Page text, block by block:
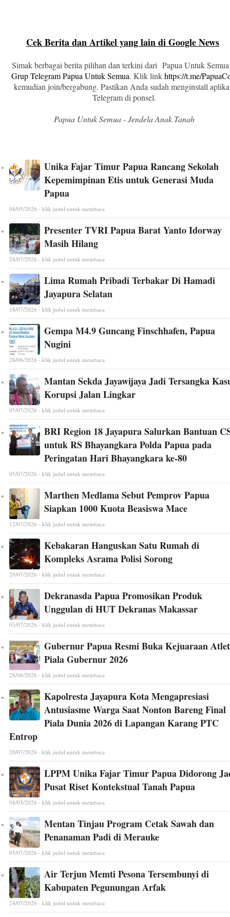
Cek Berita dan Artikel yang lain di Google News
Simak berbagai berita pilihan dan terkini dari Papua Untuk
Grup Telegram Papua Untuk Semua. Klik linkhttps://t.me/
kemudian join/bergabung. Pastikan Anda sudah menginstall
Telegram di ponsel.
Papua Untuk Semua - Jendela Anak Tanah
Unika Fajar Timur Papua Rancang Sekolah
Kepemimpinan Etis untuk Generasi Muda
Papua
04/05/2026 - klik judul untuk membaca
Presenter TVRI Papua Barat Yanto Idorway
Masih Hilang
24/07/2026 - klik judul untuk membaca
Lima Rumah Pribadi Terbakar Di Hamadi
Jayapura Selatan
18/07/2026 - klik judul untuk membaca
Gempa M4.9 Guncang Finschhafen, Papua
Nugini
28/06/2026 - klik judul untuk membaca
Mantan Sekda Jayawijaya Jadi Tersangka
Korupsi Jalan Lingkar
05/07/2026 - klik judul untuk membaca
BRI Region 18 Jayapura Salurkan Bantuan
untuk RS Bhayangkara Polda Papua pada
Peringatan Hari Bhayangkara ke-80
05/07/2026 - klik judul untuk membaca
Marthen Medlama Sebut Pemprov Papua
Siapkan 1000 Kuota Beasiswa Mace
12/07/2026 - klik judul untuk membaca
Kebakaran Hanguskan Satu Rumah di
Kompleks Asrama Polisi Sorong
20/07/2026 - klik judul untuk membaca
Dekranasda Papua Promosikan Produk
Unggulan di HUT Dekranas Makassar
03/07/2026 - klik judul untuk membaca
Gubernur Papua Resmi Buka Kejuaraan
Piala Gubernur 2026
28/06/2026 - klik judul untuk membaca
Kapolresta Jayapura Kota Mengapresiasi
Antusiasme Warga Saat Nonton Bareng Final
Piala Dunia 2026 di Lapangan Karang PTC
Entrop
20/07/2026 - klik judul untuk membaca
LPPM Unika Fajar Timur Papua Didorong
Pusat Riset Kontekstual Tanah Papua
04/05/2026 - klik judul untuk membaca
Mentan Tinjau Program Cetak Sawah dan
Penanaman Padi di Merauke
05/07/2026 - klik judul untuk membaca
Air Terjun Memti Pesona Tersembunyi di
Kabupaten Pegunungan Arfak
24/07/2026 - klik judul untuk membaca